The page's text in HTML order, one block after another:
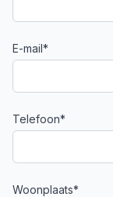
E-mail*
Telefoon*
Woonplaats*